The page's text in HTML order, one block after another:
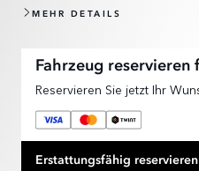
MEHR DETAILS
Fahrzeug reservieren
Reservieren Sie jetzt Ihr
Erstattungsfähig